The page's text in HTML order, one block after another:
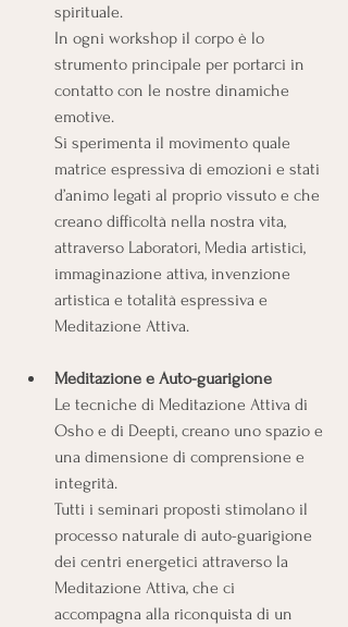
spirituale.
In ogni workshop il corpo è lo
strumento principale per portarci in
contatto con le nostre dinamiche
emotive.
Si sperimenta il movimento quale
matrice espressiva di emozioni e stati
d’animo legati al proprio vissuto e che
creano difficoltà nella nostra vita,
attraverso Laboratori, Media artistici,
immaginazione attiva, invenzione
artistica e totalità espressiva e
Meditazione Attiva.
Meditazione e Auto-guarigione
Le tecniche di Meditazione Attiva di
Osho e di Deepti, creano uno spazio e
una dimensione di comprensione e
integrità.
Tutti i seminari proposti stimolano il
processo naturale di auto-guarigione
dei centri energetici attraverso la
Meditazione Attiva, che ci
accompagna alla riconquista di un